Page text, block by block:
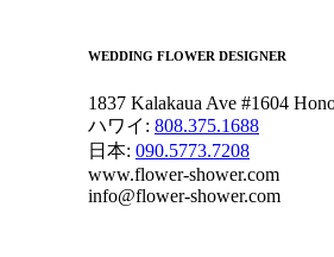
WEDDING FLOWER DESIGNER
1837 Kalakaua Ave #1604
ハワイ: 808.375.1688
日本: 090.5773.7208
www.flower-shower.com
info@flower-shower.com